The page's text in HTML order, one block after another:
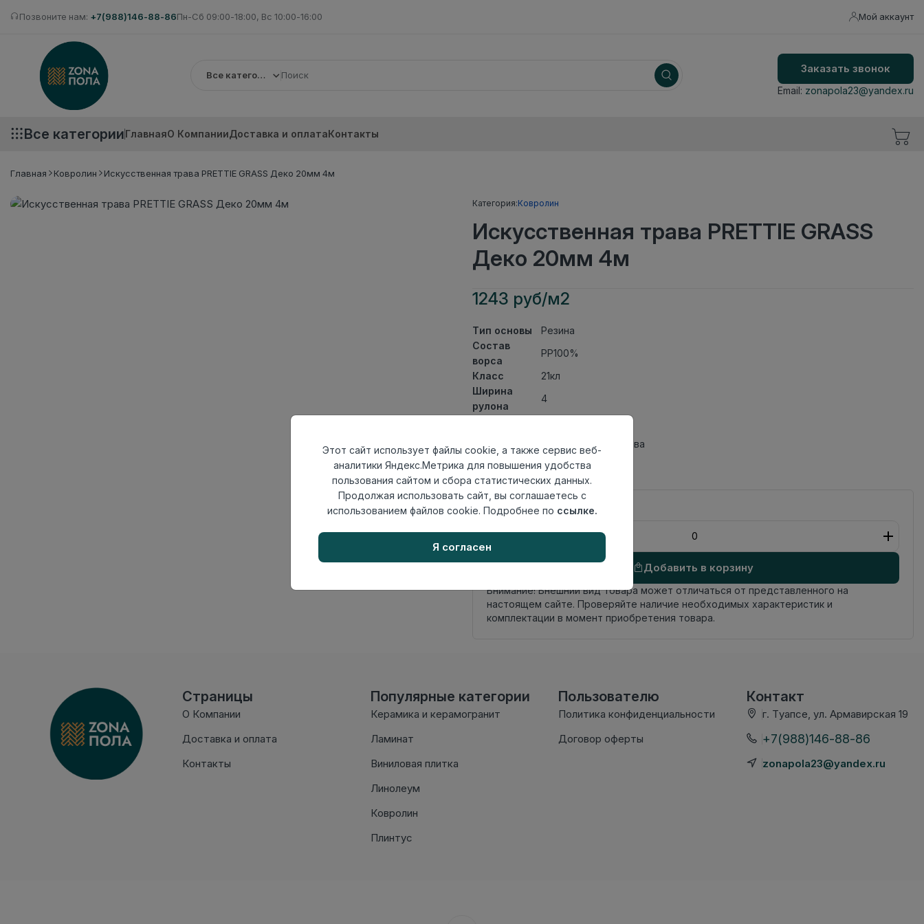
Позвоните нам: +7(988)146-88-86Пн-Сб 09:00-18:00, Вс 10:00-16:00 Мой аккаунт
Все категории
Заказать звонок
Email: zonapola23@yandex.ru
Все категорииГлавнаяО КомпанииДоставка и оплатаКонтакты
Главная Ковролин Искусственная трава PRETTIE GRASS Деко 20мм 4м
Категория:Ковролин
Искусственная трава PRETTIE GRASS
Деко 20мм 4м
1243 руб/м2
Тип основы
Резина
Состав
ворса
PP100%
Класс
21кл
Ширина
рулона
4
ковролина
Искусственная трава
Страна
происхождения
Китай
Осталось14.5 пог. м
Добавить в корзину
Внимание! Внешний вид товара может отличаться от представленного на
настоящем сайте. Проверяйте наличие необходимых характеристик и
комплектации в момент приобретения товара.
Страницы
О Компании
Доставка и оплата
Контакты
Популярные категории
Керамика и керамогранит
Ламинат
Виниловая плитка
Линолеум
Ковролин
Плинтус
Пользователю
Политика конфиденциальности
Договор оферты
Контакт
г. Туапсе, ул. Армавирская 19
+7(988)146-88-86
zonapola23@yandex.ru
Этот сайт использует файлы cookie, а также сервис веб-
аналитики Яндекс.Метрика для повышения удобства
пользования сайтом и сбора статистических данных.
Продолжая использовать сайт, вы соглашаетесь с
использованием файлов cookie. Подробнее по ссылке.
Я согласен